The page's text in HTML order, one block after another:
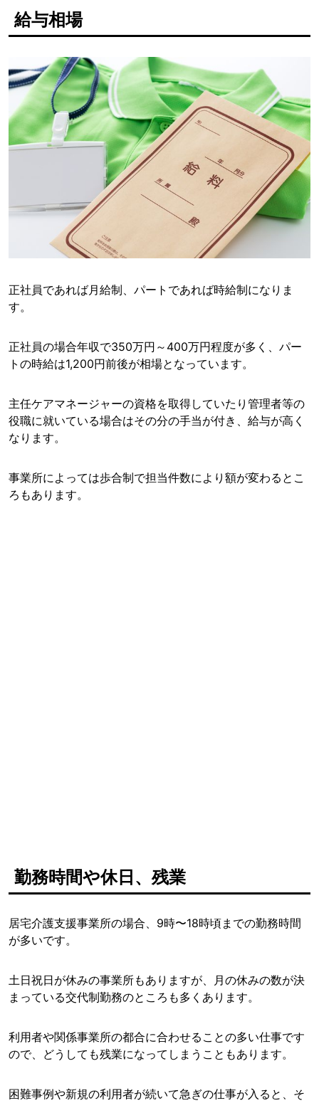
給与相場
正社員であれば月給制、パートであれば時給制になりま
す。
正社員の場合年収で350万円～400万円程度が多く、パー
トの時給は1,200円前後が相場となっています。
主任ケアマネージャーの資格を取得していたり管理者等の
役職に就いている場合はその分の手当が付き、給与が高く
なります。
事業所によっては歩合制で担当件数により額が変わるとこ
ろもあります。
勤務時間や休日、残業
居宅介護支援事業所の場合、9時〜18時頃までの勤務時間
が多いです。
土日祝日が休みの事業所もありますが、月の休みの数が決
まっている交代制勤務のところも多くあります。
利用者や関係事業所の都合に合わせることの多い仕事です
ので、どうしても残業になってしまうこともあります。
困難事例や新規の利用者が続いて急ぎの仕事が入ると、そ